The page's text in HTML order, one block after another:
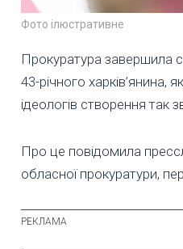
Фото ілюстративне
Прокуратура завершила
43-річного харків’янина,
ідеологів створення так
Про це повідомила
обласної прокуратури,